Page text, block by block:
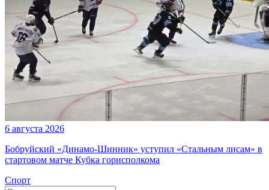
6 августа 2026
Бобруйский «Динамо-Шинник» уступил «Стальным лисам» в
стартовом матче Кубка горисполкома
Спорт